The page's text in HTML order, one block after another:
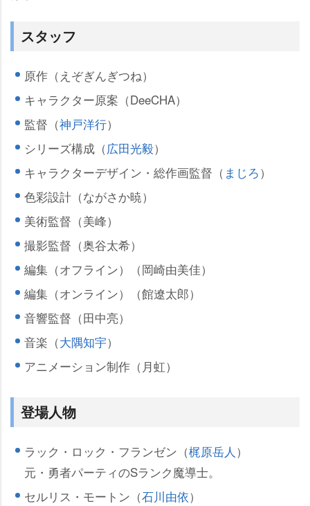
スタッフ
原作（えぞぎんぎつね）
キャラクター原案（DeeCHA）
監督（神戸洋行）
シリーズ構成（広田光毅）
キャラクターデザイン・総作画監督（ まじろ）
色彩設計（ながさか暁）
美術監督（美峰）
撮影監督（奥谷太希）
編集（オフライン）（岡崎由美佳）
編集（オンライン）（館遼太郎）
音響監督（田中亮）
音楽（大隅知宇）
アニメーション制作（月虹）
登場人物
ラック・ロック・フランゼン（梶原岳人 ）
元・勇者パーティのSランク魔導士。
セルリス・モートン（石川由依）